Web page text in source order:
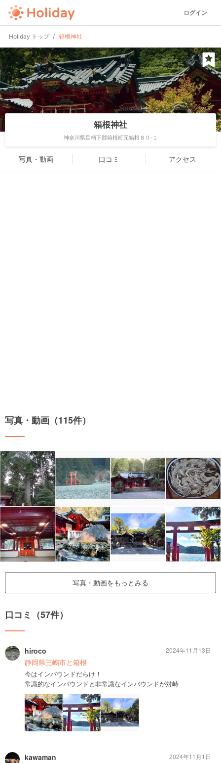
ログイン
Holiday トップ 箱根神社
箱根神社
神奈川県足柄下郡箱根町元箱根８０-１
写真・動画 口コミ アクセス
写真・動画（115件）
写真・動画をもっとみる
口コミ（57件）
hiroco
静岡県三嶋市と箱根
今はインバウンドだらけ！
常識的なインバウンドと非常識なインバウンドが対峙
2024年11月13日
kawaman
2024年11月1日